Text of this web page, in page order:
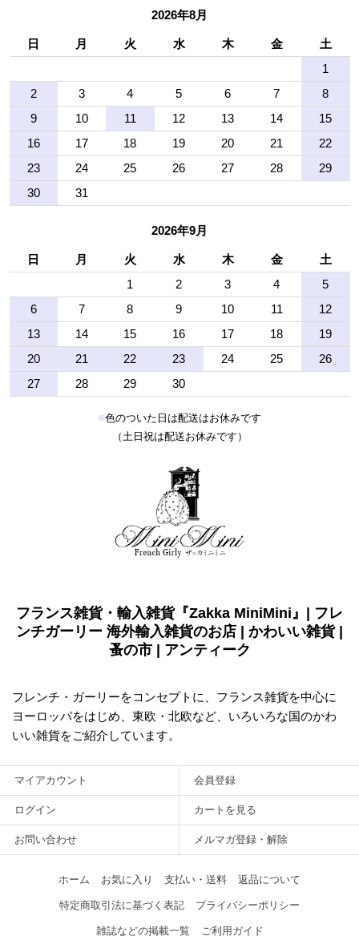
2026年8月
日 月 火 水 木 金
土
1
2
3 4 5 6 7
8
9
10 11 12 13 14
15
16
17 18 19 20 21
22
23
24 25 26 27 28
29
30
31
2026年9月
日 月 火 水 木 金
土
1
2 3 4
5
6
7 8 9 10 11
12
13
14 15 16 17 18
19
20
21 22 23 24 25
26
27
28 29 30
■色のついた日は配送はお休みです
（土日祝は配送お休みです）
フランス雑貨・輸入雑貨『Zakka MiniMini』| フレ
ンチガーリー 海外輸入雑貨のお店 | かわいい雑貨 |
蚤の市 | アンティーク
フレンチ・ガーリーをコンセプトに、フランス雑貨を中心に
ヨーロッパをはじめ、東欧・北欧など、いろいろな国のかわ
いい雑貨をご紹介しています。
マイアカウント 会員登録
ログイン カートを見る
お問い合わせ メルマガ登録・解除
ホーム お気に入り 支払い・送料 返品について
特定商取引法に基づく表記 プライバシーポリシー
雑誌などの掲載一覧 ご利用ガイド